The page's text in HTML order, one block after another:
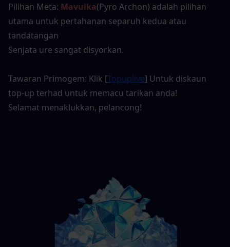
Pilihan Meta: Mavuika(Pyro Archon) adalah pilihan
utama untuk pertahanan separuh kedua atau
tandatangan
Senjata ure sangat disyorkan.
Tawaran Primogem: Klik [Topuplive] Untuk diskaun
top-up terhad untuk memacu tarikan anda!
Selamat menaklukkan, pelancong!